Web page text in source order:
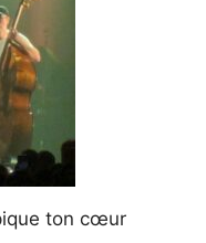
ton cœur